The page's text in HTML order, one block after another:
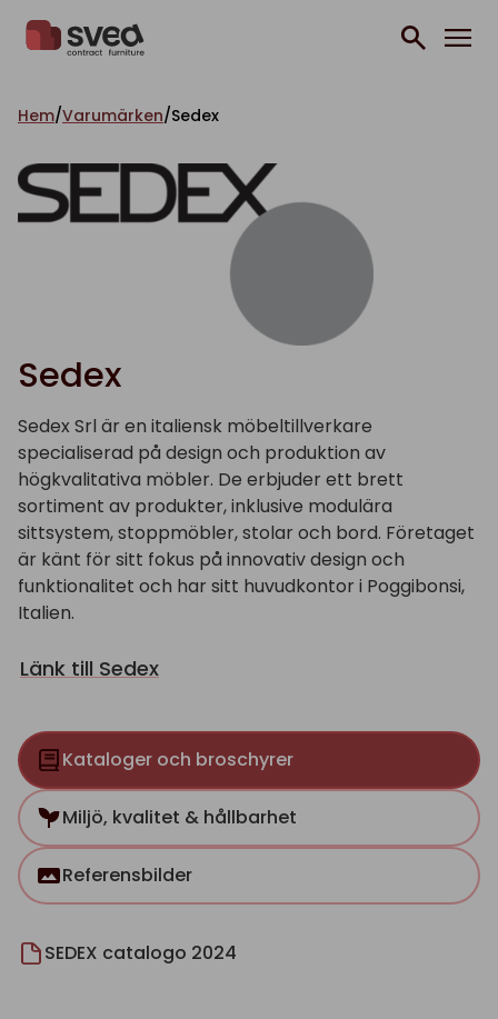
Hem/Varumärken/Sedex
Sedex
Sedex Srl är en italiensk möbeltillverkare
specialiserad på design och produktion av
högkvalitativa möbler. De erbjuder ett brett
sortiment av produkter, inklusive modulära
sittsystem, stoppmöbler, stolar och bord. Företaget
är känt för sitt fokus på innovativ design och
funktionalitet och har sitt huvudkontor i Poggibonsi,
Italien.
Länk till Sedex
Kataloger och broschyrer
Miljö, kvalitet & hållbarhet
Referensbilder
SEDEX catalogo 2024